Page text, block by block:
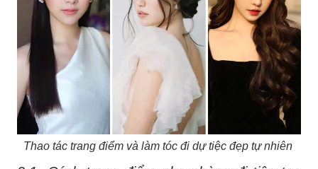
Thao tác trang điểm và làm tóc đi dự tiệc đẹp tự nhiên